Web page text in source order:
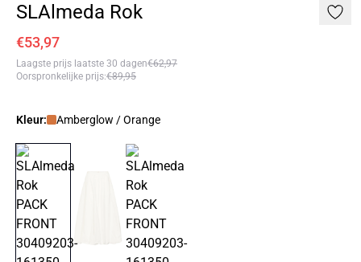
SLAlmeda Rok
€53,97
Laagste prijs laatste 30 dagen€62,97
Oorspronkelijke prijs:€89,95
Kleur: Amberglow / Orange